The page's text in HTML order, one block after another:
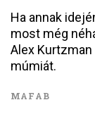
Ha annak
most még
Alex
múmiát.
MAFAB